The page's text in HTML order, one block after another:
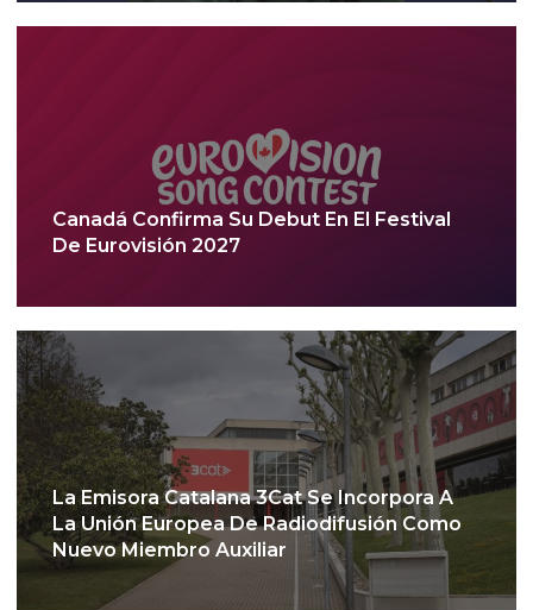
Canadá Confirma Su Debut En El Festival
De Eurovisión 2027
La Emisora Catalana 3Cat Se Incorpora A
La Unión Europea De Radiodifusión Como
Nuevo Miembro Auxiliar